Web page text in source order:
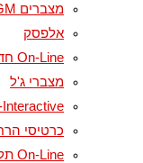
מצברים AGM
אלפסק
On-Line חד פאזי
מצברי ג'ל
Interactive
כרטיסי
On-Line תלת פאזי